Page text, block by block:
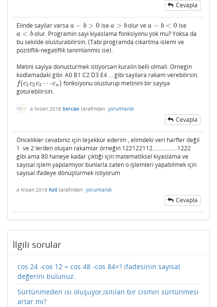
Cevapla
Elinde sayilar varsa a − b > 0
a−b>0 ise a > b
a>b olur vea − b < 0
a−b<0 ise
a < b
a<b
olur. Programin sayi kiyaslama fonksiyonu yok mu? Yoksa da
bu sekilde olusturabilirsin. (Tabi programda cikartma islemi ve
pozitiflik-negatiflik tanimlanmis ise).
Metini sayiya donusturmek istiyorsan kuralin belli olmali. Ornegin
kodlamadaki gibi: A0 B1 C2 D3 E4 ... gibi sayilara rakam verebilirsin.
f(c1c2c3 ⋯ cn )
f(c1c2c3⋯ c n)
fonksiyonu olusturup metinini bir sayiya
goturebilirsin.
4 Nisan 2016 Sercan tarafından yorumlandı
Cevapla
Öncelikler cevabınız için teşekkür ederim , elimdeki veri harfler değil
1 ve 2 lerden oluşan rakamlar örneğin 122122112.................1222
gibi ama 80 haneye kadar çıktığı için matematiksel kıyaslama ve
sayısal işlem yapılamıyor bunlarla zaten o işlemleri yapabilmek için
sayısal ifadeye dönüştürmek istiyorum
4 Nisan 2016 full tarafından yorumlandı
Cevapla
İlgili sorular
cos 24 -cos 12 + cos 48 -cos 84=? ifadesinin sayısal
değerini bulunuz.
Sürtünmeden ısı oluşuyor,ısıtılan bir cismin sürtünmesi
artar mı?